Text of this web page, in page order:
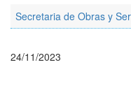
Secretaria de Obras y
24/11/2023